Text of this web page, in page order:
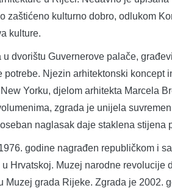
zaštićeno kulturno dobro, odlukom
kulture.
u dvorištu Guvernerove palače,
potrebe. Njezin arhitektonski koncept
Yorku, djelom arhitekta Marcela
zgrada je unijela
naglasak daje staklena stijena
godine nagrađen republičkom i
Hrvatskoj. Muzej narodne revolucije
Muzej grada Rijeke. Zgrada je 2002.